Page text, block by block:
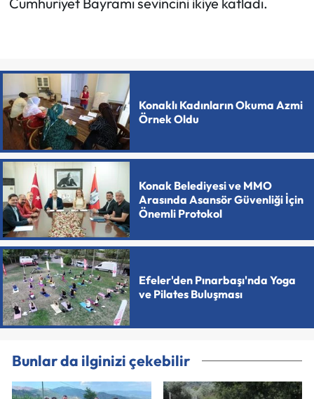
Konaklı Kadınların Okuma Azmi
Örnek Oldu
Konak Belediyesi ve MMO
Arasında Asansör Güvenliği İçin
Önemli Protokol
Efeler'den Pınarbaşı'nda Yoga
ve Pilates Buluşması
Bunlar da ilginizi çekebilir